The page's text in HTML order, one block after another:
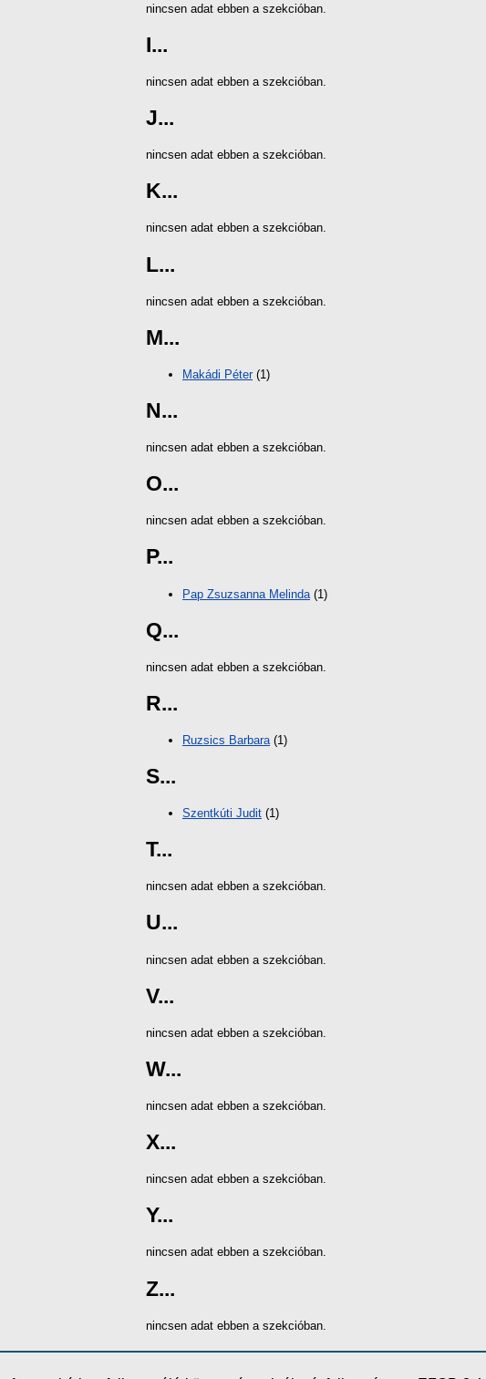
nincsen adat ebben a szekcióban.
I...
nincsen adat ebben a szekcióban.
J...
nincsen adat ebben a szekcióban.
K...
nincsen adat ebben a szekcióban.
L...
nincsen adat ebben a szekcióban.
M...
Makádi Péter(1)
N...
nincsen adat ebben a szekcióban.
O...
nincsen adat ebben a szekcióban.
P...
Pap Zsuzsanna Melinda (1)
Q...
nincsen adat ebben a szekcióban.
R...
Ruzsics Barbara (1)
S...
Szentkúti Judit (1)
T...
nincsen adat ebben a szekcióban.
U...
nincsen adat ebben a szekcióban.
V...
nincsen adat ebben a szekcióban.
W...
nincsen adat ebben a szekcióban.
X...
nincsen adat ebben a szekcióban.
Y...
nincsen adat ebben a szekcióban.
Z...
nincsen adat ebben a szekcióban.